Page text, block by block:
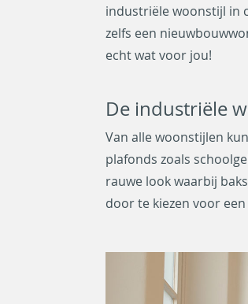
industriële woonstijl in
zelfs een
echt wat voor jou!
De industriële
Van alle woonstijlen
plafonds zoals
rauwe look waarbij
door te kiezen voor